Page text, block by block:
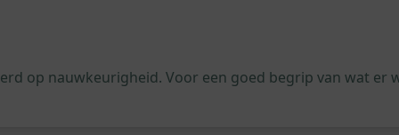
op nauwkeurigheid. Voor een goed begrip van wat er